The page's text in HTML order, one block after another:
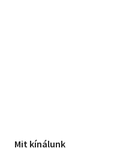
Mit kínálunk